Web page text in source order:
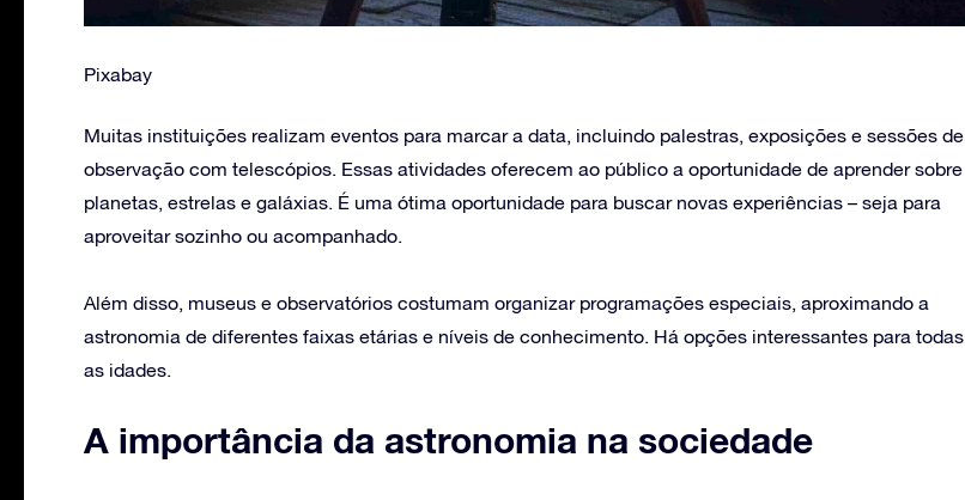
Pixabay
Muitas instituições realizam eventos para marcar a data, incluindo palestras, exposições e sessões de
observação com telescópios. Essas atividades oferecem ao público a oportunidade de aprender sobre
planetas, estrelas e galáxias. É uma ótima oportunidade para buscar novas experiências – seja para
aproveitar sozinho ou acompanhado.
Além disso, museus e observatórios costumam organizar programações especiais, aproximando a
astronomia de diferentes faixas etárias e níveis de conhecimento. Há opções interessantes para todas
as idades.
A importância da astronomia na sociedade